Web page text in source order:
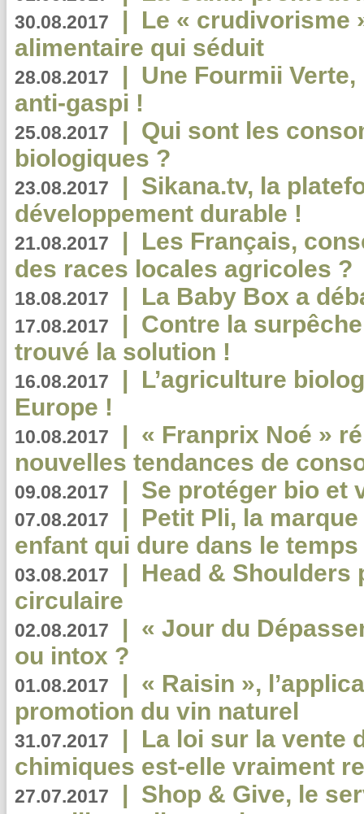
30.08.2017 | Le « crudivorisme
alimentaire qui séduit
28.08.2017 | Une Fourmii
anti-gaspi !
25.08.2017 | Qui sont les
biologiques ?
23.08.2017 | Sikana.tv, la
développement durable !
21.08.2017 | Les Français,
des races locales agricoles ?
18.08.2017 | La Baby Box a
17.08.2017 | Contre la
trouvé la solution !
16.08.2017 | L’agriculture
Europe !
10.08.2017 | « Franprix Noé »
nouvelles tendances de
09.08.2017 | Se protéger bio et
07.08.2017 | Petit Pli, la
enfant qui dure dans le temps
03.08.2017 | Head & Shoulders
circulaire
02.08.2017 | « Jour du
ou intox ?
01.08.2017 | « Raisin »,
promotion du vin naturel
31.07.2017 | La loi sur la vente
chimiques est-elle vraiment
27.07.2017 | Shop & Give, le